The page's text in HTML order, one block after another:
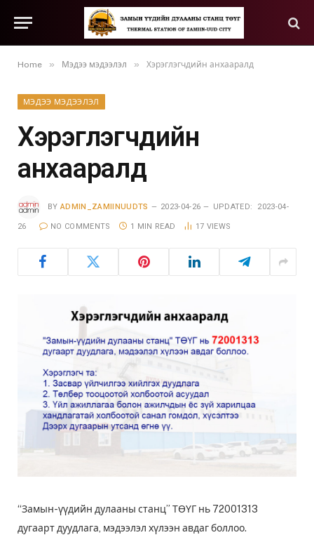
Home » Мэдээ мэдээлэл » Хэрэглэгчдийн анхааралд
МЭДЭЭ МЭДЭЭЛЭЛ
Хэрэглэгчдийн
анхааралд
BY ADMIN_ZAMIINUUDTS 2023-04-26 UPDATED: 2023-04-
26 NO COMMENTS 1 MIN READ 17 VIEWS
“Замын-үүдийн дулааны станц” ТӨҮГ нь 72001313
дугаарт дуудлага, мэдээлэл хүлээн авдаг боллоо.